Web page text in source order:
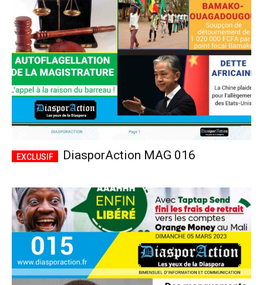
DiasporAction MAG 016